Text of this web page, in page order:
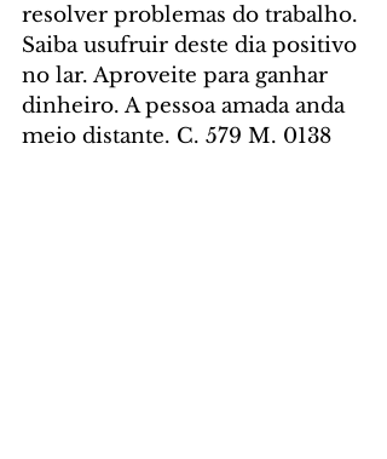
resolver problemas do trabalho.
Saiba usufruir deste dia positivo
no lar. Aproveite para ganhar
dinheiro. A pessoa amada anda
meio distante. C. 579 M. 0138